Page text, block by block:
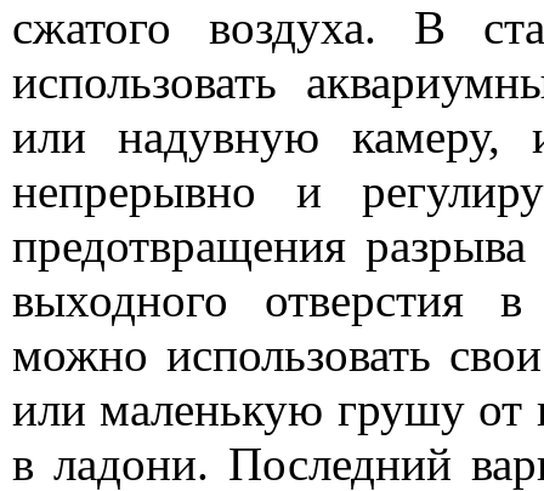
сжатого воздуха. В
использовать
или надувную камеру,
непрерывно и
предотвращения
выходного отверстия
можно использовать
или маленькую грушу от
в ладони. Последний